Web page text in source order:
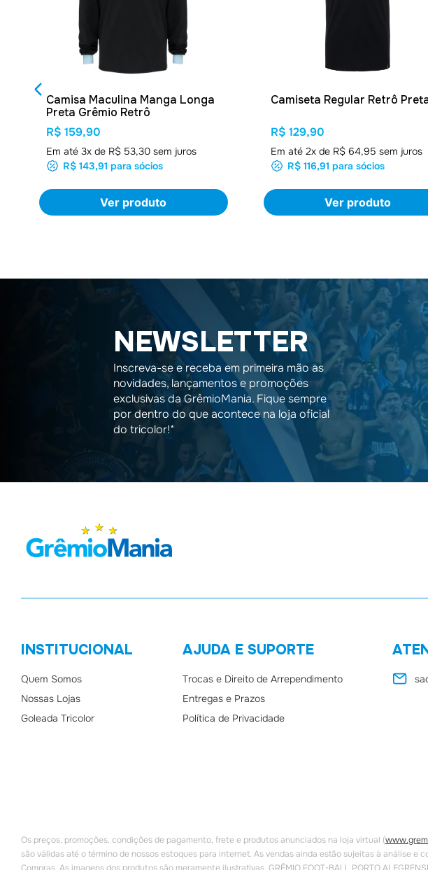
Camisa Maculina Manga Longa
Preta Grêmio Retrô
R$ 159,90
Em até 3x de R$ 53,30sem juros
R$ 143,91 para sócios
Ver produto
Camiseta Regular Retrô
R$ 129,90
Em até 2x de R$ 64,95 sem juros
R$ 116,91 para sócios
Ver produto
NEWSLETTER
Inscreva-se e receba em primeira mão as
novidades, lançamentos e promoções
exclusivas da GrêmioMania. Fique sempre
por dentro do que acontece na loja oficial
do tricolor!*
INSTITUCIONAL
Quem Somos
Nossas Lojas
Goleada Tricolor
AJUDA E SUPORTE
Trocas e Direito de Arrependimento
Entregas e Prazos
Política de Privacidade
Os preços, promoções, condições de pagamento, frete e produtos anunciados na loja virtual (
são válidas até o término de nossos estoques para internet. As vendas ainda estão sujeitas à análise